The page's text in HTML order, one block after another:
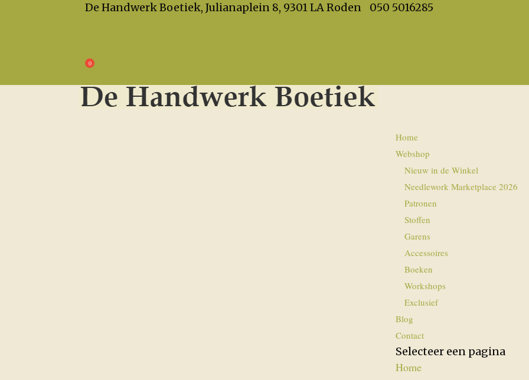
De Handwerk Boetiek, Julianaplein 8, 9301 LA Roden 050 5016285
Algemene Voorwaarden
Home
Webshop
Nieuw in de Winkel
Needlework Marketplace 2026
Patronen
Stoffen
Garens
Accessoires
Boeken
Workshops
Exclusief
Blog
Contact
Selecteer een pagina
Home